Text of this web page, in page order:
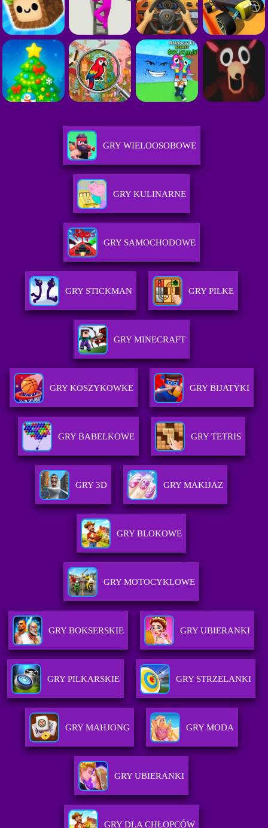
GRY WIELOOSOBOWE
GRY KULINARNE
GRY SAMOCHODOWE
GRY STICKMAN GRY PILKE
GRY MINECRAFT
GRY KOSZYKOWKE GRY BIJATYKI
GRY BABELKOWE GRY TETRIS
GRY 3D GRY MAKIJAZ
GRY BLOKOWE
GRY MOTOCYKLOWE
GRY BOKSERSKIE GRY UBIERANKI
GRY PILKARSKIE GRY STRZELANKI
GRY MAHJONG GRY MODA
GRY UBIERANKI
GRY DLA CHŁOPCÓW